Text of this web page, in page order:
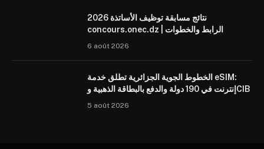
نتائج مسابقة توظيف الأساتذة 2026
concours.onec.dz | الرابط والخطوات
6 août 2026
الخطوط الجوية الجزائرية تطلق خدمة eSIM:
إنترنت في 190 دولة والدفع بالبطاقة الذهبية وCIB
5 août 2026